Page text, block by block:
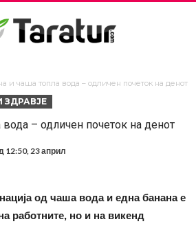
и чаша топла вода – одличен почеток на денот
ЗДРАВЈЕ
– одличен почеток на денот
12:50, 23 април
од чаша вода и една банана е
работните, но и на викенд